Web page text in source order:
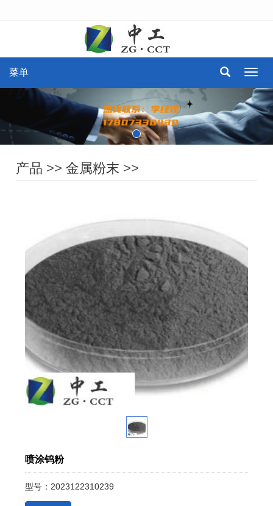
菜
菜单
产品 >>金属粉末 >>
喷涂钨粉
型号：2023122310239